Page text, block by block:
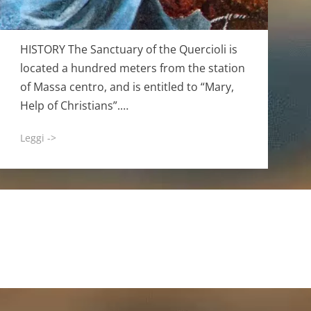
HISTORY The Sanctuary of the Quercioli is
located a hundred meters from the station
of Massa centro, and is entitled to “Mary,
Help of Christians”.…
Leggi ->